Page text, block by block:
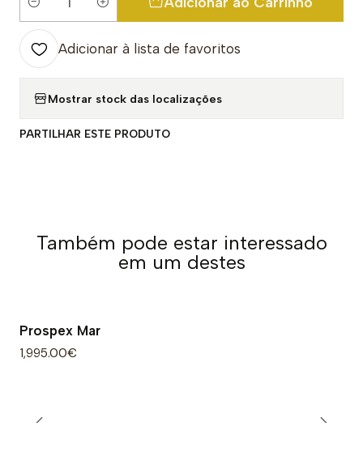
Quantidade
Adicionar à lista de favoritos
Mostrar stock das localizações
PARTILHAR ESTE PRODUTO
Também pode estar interessado
em um destes
Prospex Mar
1,995.00€